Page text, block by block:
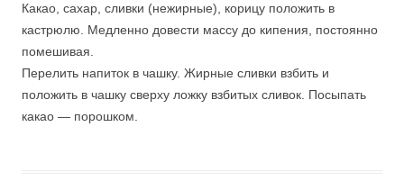
Какао, сахар, сливки (нежирные), корицу положить в
кастрюлю. Медленно довести массу до кипения, постоянно
помешивая.
Перелить напиток в чашку. Жирные сливки взбить и
положить в чашку сверху ложку взбитых сливок. Посыпать
какао — порошком.